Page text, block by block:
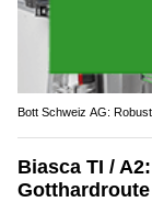
Bott Schweiz AG:
Biasca TI /